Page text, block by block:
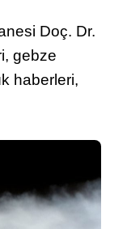
Doç. Dr.
gebze
haberleri,